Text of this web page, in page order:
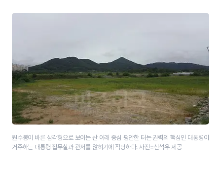
원수봉이 바른 삼각형으로 보이는 산 아래 중심 평안한 터는 권력의 핵심인 대통령이
거주하는 대통령 집무실과 관저를 앉히기에 적당하다. 사진=신석우 제공